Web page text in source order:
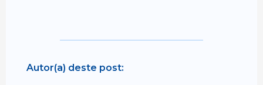
Autor(a) deste post: